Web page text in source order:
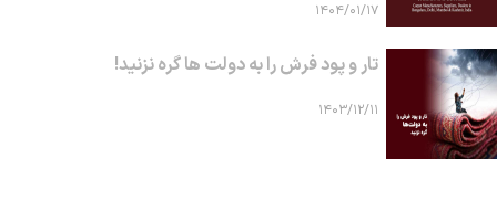
۱۴۰۴/۰۱/۱۷
تار و پود فرش را به دولت ها گره نزنید!
۱۴۰۳/۱۲/۱۱